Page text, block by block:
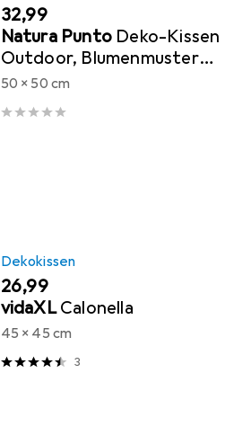
EUR
32,99
Natura Punto Deko-Kissen
Outdoor, Blumenmuster
anthrazit, 50 x 50 x 10 cm
50 x 50 cm
Dekokissen
EUR
26,99
vidaXL Calonella
45 x 45 cm
3